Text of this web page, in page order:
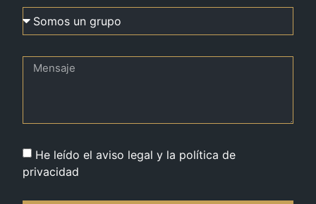
He leído el aviso legal y la política de
privacidad